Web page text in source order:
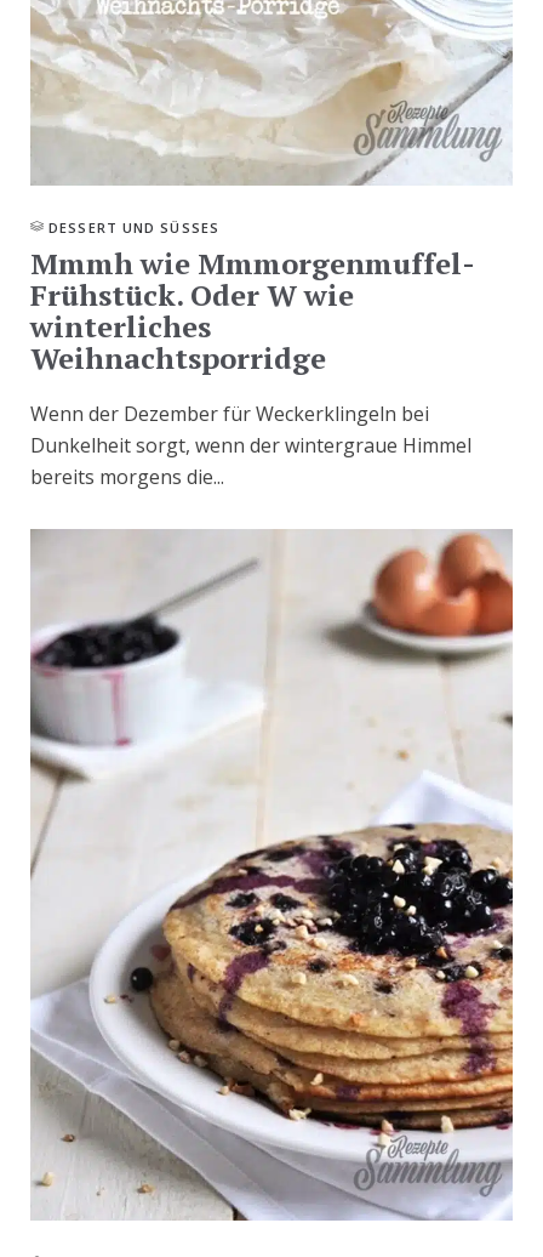
DESSERT UND SÜSSES
Mmmh wie Mmmorgenmuffel-
Frühstück. Oder W wie
winterliches
Weihnachtsporridge
Wenn der Dezember für Weckerklingeln bei
Dunkelheit sorgt, wenn der wintergraue Himmel
bereits morgens die...